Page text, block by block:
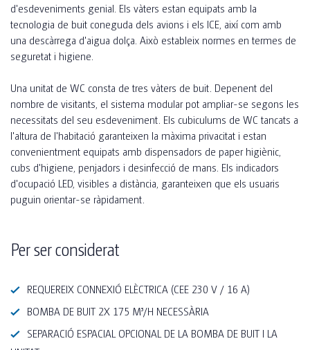
d'esdeveniments genial. Els vàters estan equipats amb la
tecnologia de buit coneguda dels avions i els ICE, així com amb
una descàrrega d'aigua dolça. Això estableix normes en termes de
seguretat i higiene.
Una unitat de WC consta de tres vàters de buit. Depenent del
nombre de visitants, el sistema modular pot ampliar-se segons les
necessitats del seu esdeveniment. Els cubiculums de WC tancats a
l'altura de l'habitació garanteixen la màxima privacitat i estan
convenientment equipats amb dispensadors de paper higiènic,
cubs d'higiene, penjadors i desinfecció de mans. Els indicadors
d'ocupació LED, visibles a distància, garanteixen que els usuaris
puguin orientar-se ràpidament.
Per ser considerat
REQUEREIX CONNEXIÓ ELÈCTRICA (CEE 230 V / 16 A)
BOMBA DE BUIT 2X 175 M³/H NECESSÀRIA
SEPARACIÓ ESPACIAL OPCIONAL DE LA BOMBA DE BUIT I LA